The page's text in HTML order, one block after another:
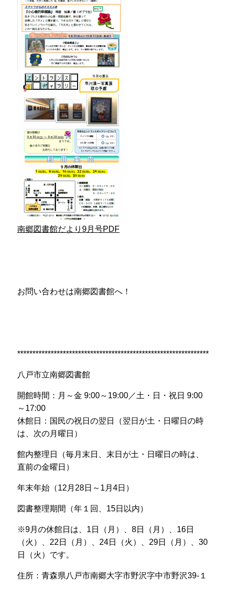
南郷図書館だより9月号PDF
お問い合わせは南郷図書館へ！
***************************************************************
八戸市立南郷図書館
開館時間：月～金 9:00～ 19:00／土・日・祝日 9:00
～ 17:00
休館日：国民の祝日の翌日（翌日が土・日曜日の時
は、次の月曜日）
館内整理日（毎月末日、末日が土・日曜日の時は、
直前の金曜日）
年末年始（12 月 28日～ 1 月 4日）
図書整理期間（年１回、 15日以内）
※9月の休館日は、 1 日（月）、 8日（月）、 16日
（火）、 22 日（月）、 24日（火）、 29日（月）、 30
日（火）です。
住所：青森県八戸市南郷大字市野沢字中市野沢39-１